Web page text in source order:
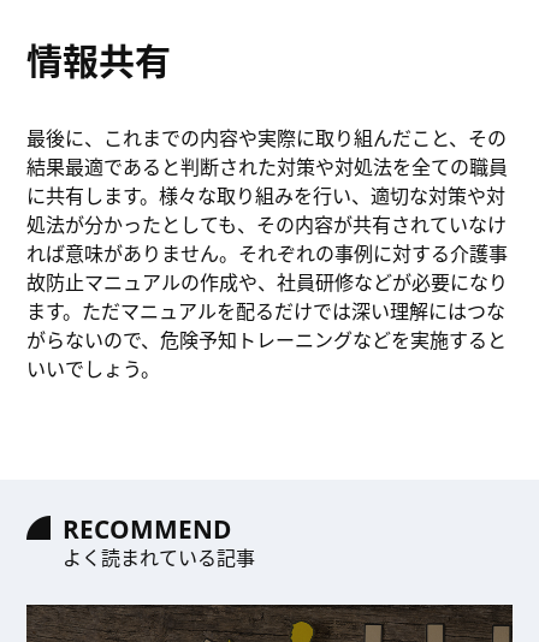
情報共有
最後に、これまでの内容や実際に取り組んだこと、その
結果最適であると判断された対策や対処法を全ての職員
に共有します。様々な取り組みを行い、適切な対策や対
処法が分かったとしても、その内容が共有されていなけ
れば意味がありません。それぞれの事例に対する介護事
故防止マニュアルの作成や、社員研修などが必要になり
ます。ただマニュアルを配るだけでは深い理解にはつな
がらないので、危険予知トレーニングなどを実施すると
いいでしょう。
RECOMMEND
よく読まれている記事